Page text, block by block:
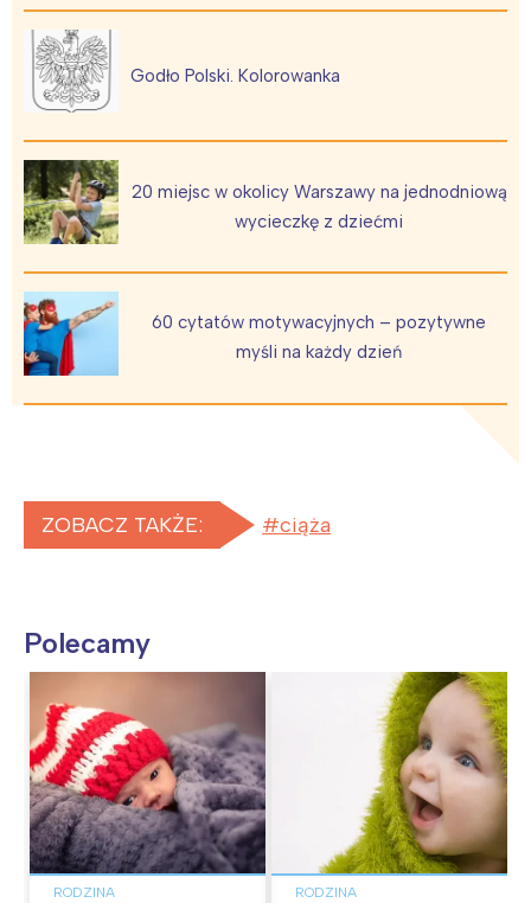
Godło Polski. Kolorowanka
20 miejsc w okolicy Warszawy na jednodniową
wycieczkę z dziećmi
60 cytatów motywacyjnych – pozytywne
myśli na każdy dzień
ZOBACZ TAKŻE: ciąża
Polecamy
RODZINA RODZINA